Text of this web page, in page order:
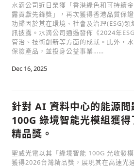
水滴公司近日榮獲「香港綠色和可持續
露貢獻先鋒獎」，再次獲得香港品質保
功歸因於其在環境、社會及治理(ESG)
訊披露。水滴公司通過發佈《2024年
管治、技術創新等方面的成就。此外，
保險產品，並投身公益事業……
Dec 16, 2025
針對 AI 資料中心的能源問
100G 綠境智能光模組獲
精品獎。
聖威光電以其「綠境智能 100G 光收發
獲得2026台灣精品獎，展現其在高速光